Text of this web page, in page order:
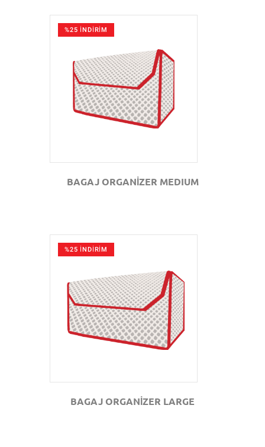
%25 İNDİRİM
GÖZAT
BAGAJ ORGANİZER MEDIUM
%25 İNDİRİM
GÖZAT
BAGAJ ORGANİZER LARGE